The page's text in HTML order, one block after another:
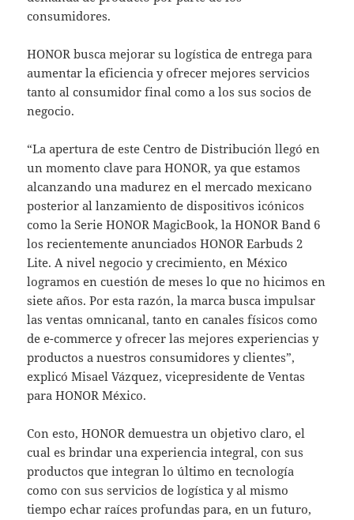
consumidores.
HONOR busca mejorar su logística de entrega para
aumentar la eficiencia y ofrecer mejores servicios
tanto al consumidor final como a los sus socios de
negocio.
“La apertura de este Centro de Distribución llegó en
un momento clave para HONOR, ya que estamos
alcanzando una madurez en el mercado mexicano
posterior al lanzamiento de dispositivos icónicos
como la Serie HONOR MagicBook, la HONOR Band 6
los recientemente anunciados HONOR Earbuds 2
Lite. A nivel negocio y crecimiento, en México
logramos en cuestión de meses lo que no hicimos en
siete años. Por esta razón, la marca busca impulsar
las ventas omnicanal, tanto en canales físicos como
de e-commerce y ofrecer las mejores experiencias y
productos a nuestros consumidores y clientes”,
explicó Misael Vázquez, vicepresidente de Ventas
para HONOR México.
Con esto, HONOR demuestra un objetivo claro, el
cual es brindar una experiencia integral, con sus
productos que integran lo último en tecnología
como con sus servicios de logística y al mismo
tiempo echar raíces profundas para, en un futuro,